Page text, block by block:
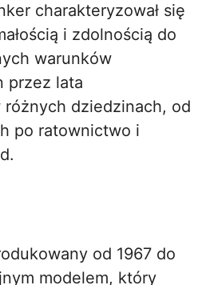
charakteryzował się
i zdolnością do
warunków
przez lata
dziedzinach, od
po ratownictwo i
od 1967 do
modelem, który